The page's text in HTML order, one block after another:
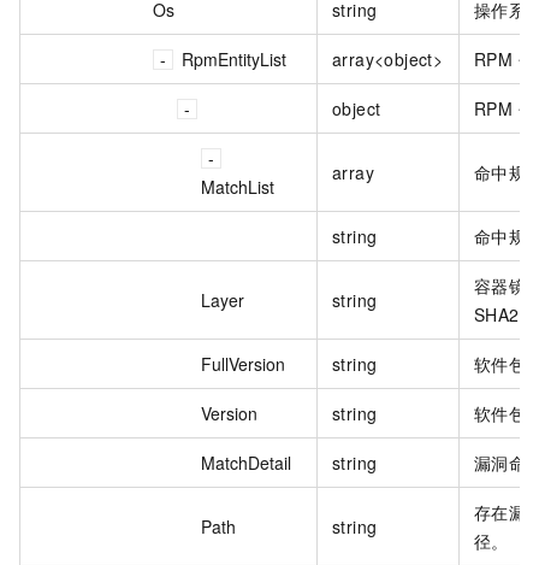
Os string 操作系
RpmEntityList array<object> RPM
object RPM
MatchList
array 命中规
string 命中规
Layer string
容器镜
FullVersion string 软件包
Version string 软件包
MatchDetail string 漏洞命
Path string
存在漏
径。